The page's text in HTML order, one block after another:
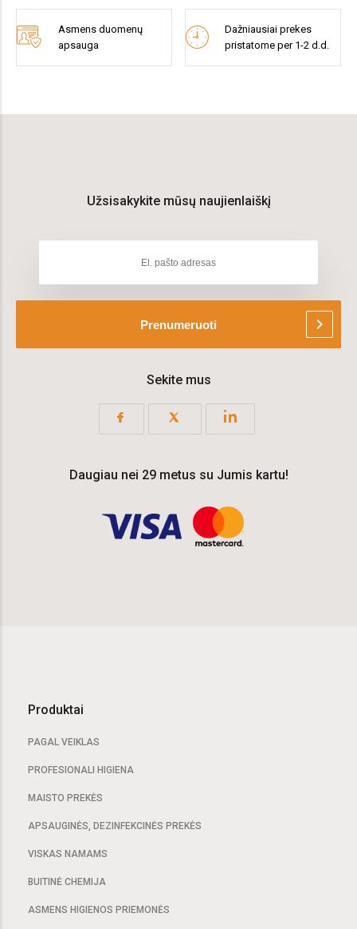
Asmens duomenų
apsauga
Dažniausiai prekes
pristatome per 1-2 d.d.
Užsisakykite mūsų naujienlaiškį
Prenumeruoti chevron_right
Sekite mus
Daugiau nei 29 metus su Jumis kartu!
Produktai
PAGAL VEIKLAS
PROFESIONALI HIGIENA
MAISTO PREKĖS
APSAUGINĖS, DEZINFEKCINĖS PREKĖS
VISKAS NAMAMS
BUITINĖ CHEMIJA
ASMENS HIGIENOS PRIEMONĖS